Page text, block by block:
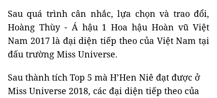
Sau quá trình cân nhắc, lựa chọn và trao đổi,
Hoàng Thùy - Á hậu 1 Hoa hậu Hoàn vũ Việt
Nam 2017 là đại diện tiếp theo của Việt Nam tại
đấu trường Miss Universe.
Sau thành tích Top 5 mà H’Hen Niê đạt được ở
Miss Universe 2018, các đại diện tiếp theo của